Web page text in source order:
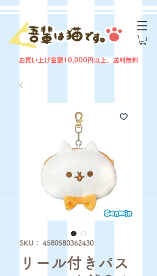
お買い上げ金額10,000円以上、送料無料
SKU： 4580580362430
リール付きパス